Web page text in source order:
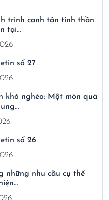
trình canh tân tinh thần
tại…
số 27
khó nghèo: Một món quà
số 26
những nhu cầu cụ thể